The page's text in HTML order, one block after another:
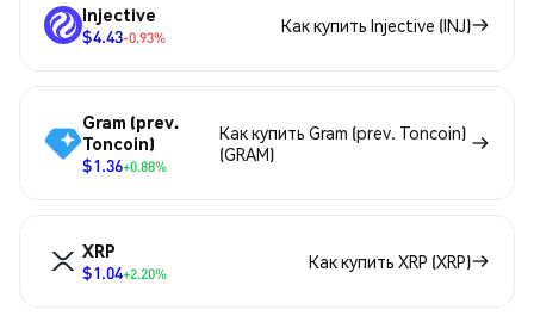
Injective
$4.43-0.93%
Как купить Injective (INJ)
Gram (prev.
Toncoin)
$1.36+0.88%
Как купить Gram (prev. Toncoin)
(GRAM)
XRP
$1.04+2.20%
Как купить XRP (XRP)